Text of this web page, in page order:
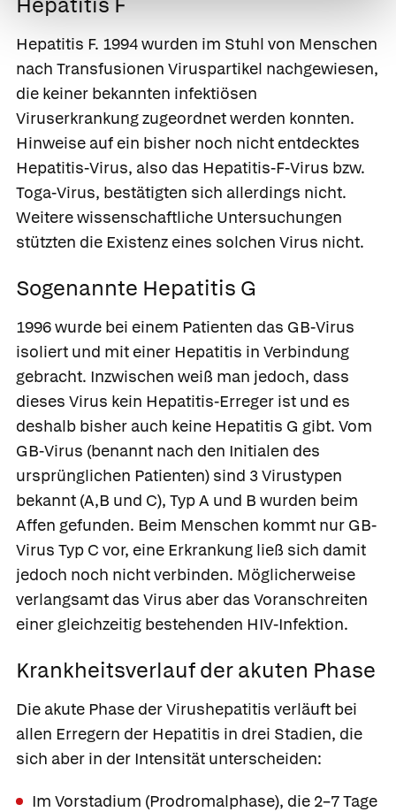
Hepatitis F. 1994 wurden im Stuhl von Menschen
nach Transfusionen Viruspartikel nachgewiesen,
die keiner bekannten infektiösen
Viruserkrankung zugeordnet werden konnten.
Hinweise auf ein bisher noch nicht entdecktes
Hepatitis-Virus, also das Hepatitis-F-Virus bzw.
Toga-Virus, bestätigten sich allerdings nicht.
Weitere wissenschaftliche Untersuchungen
stützten die Existenz eines solchen Virus nicht.
Sogenannte Hepatitis G
1996 wurde bei einem Patienten das GB-Virus
isoliert und mit einer Hepatitis in Verbindung
gebracht. Inzwischen weiß man jedoch, dass
dieses Virus kein Hepatitis-Erreger ist und es
deshalb bisher auch keine Hepatitis G gibt. Vom
GB-Virus (benannt nach den Initialen des
ursprünglichen Patienten) sind 3 Virustypen
bekannt (A,B und C), Typ A und B wurden beim
Affen gefunden. Beim Menschen kommt nur GB-
Virus Typ C vor, eine Erkrankung ließ sich damit
jedoch noch nicht verbinden. Möglicherweise
verlangsamt das Virus aber das Voranschreiten
einer gleichzeitig bestehenden HIV-Infektion.
Krankheitsverlauf der akuten Phase
Die akute Phase der Virushepatitis verläuft bei
allen Erregern der Hepatitis in drei Stadien, die
sich aber in der Intensität unterscheiden:
Im Vorstadium (Prodromalphase), die 2–7 Tage